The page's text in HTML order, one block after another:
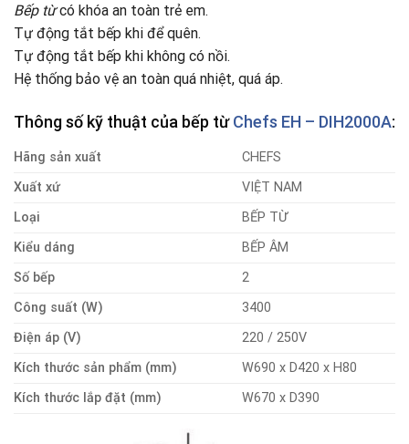
Bếp từcó khóa an toàn trẻ em.
Tự động tắt bếp khi để quên.
Tự động tắt bếp khi không có nồi.
Hệ thống bảo vệ an toàn quá nhiệt, quá áp.
Thông số kỹ thuật của bếp từChefs EH – DIH2000A:
Hãng sản xuất
CHEFS
Xuất xứ
VIỆT NAM
Loại
BẾP TỪ
Kiểu dáng
BẾP ÂM
Số bếp
2
Công suất (W)
3400
Điện áp (V)
220 / 250V
Kích thước sản phẩm (mm)
W690 x D420 x H80
Kích thước lắp đặt (mm)
W670 x D390